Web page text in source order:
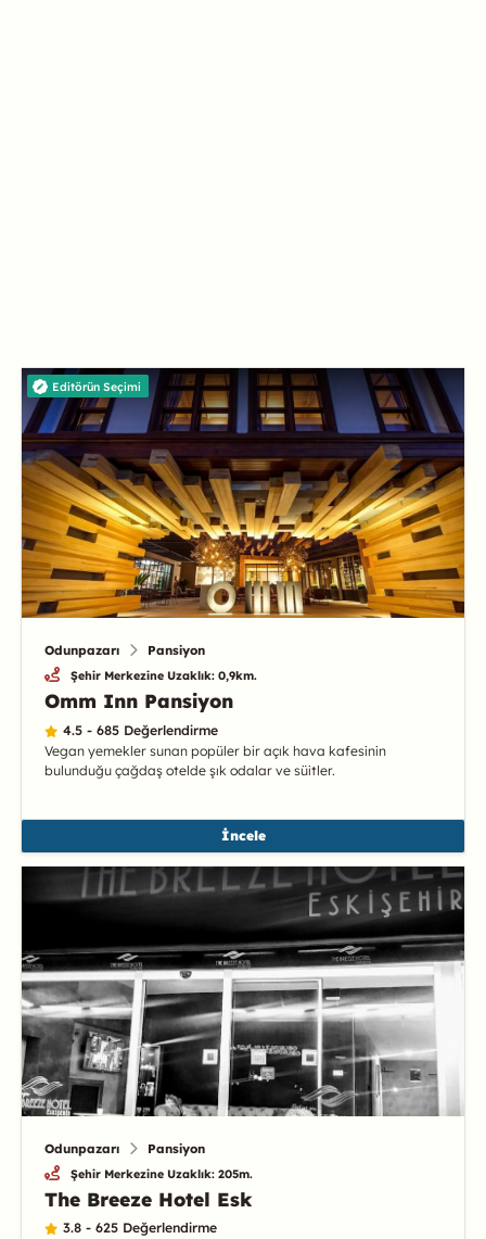
Editörün Seçimi
Odunpazarı Pansiyon
Şehir Merkezine Uzaklık: 0,9km.
Omm Inn Pansiyon
4.5 - 685 Değerlendirme
Vegan yemekler sunan popüler bir açık hava kafesinin
bulunduğu çağdaş otelde şık odalar ve süitler.
İncele
Odunpazarı Pansiyon
Şehir Merkezine Uzaklık: 205m.
The Breeze Hotel Esk
3.8 - 625 Değerlendirme